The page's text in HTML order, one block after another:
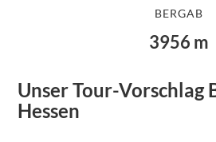
BERGAB
3956 m
Unser Tour-Vorschlag
Hessen